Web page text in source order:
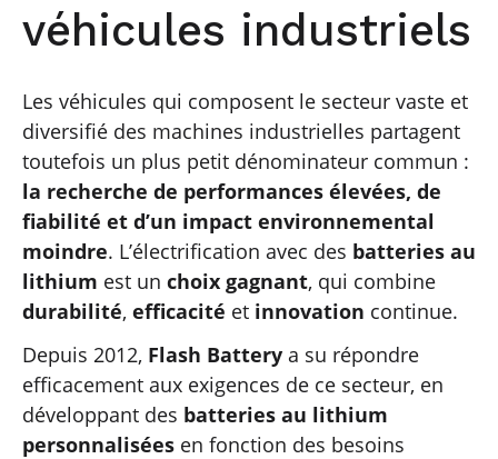
véhicules industriels
Les véhicules qui composent le secteur vaste et
diversifié des machines industrielles partagent
toutefois un plus petit dénominateur commun :
la recherche de performances élevées, de
fiabilité et d’un impact environnemental
moindre. L’électrification avec des batteries au
lithium est un choix gagnant, qui combine
durabilité, efficacité et innovation continue.
Depuis 2012, Flash Battery a su répondre
efficacement aux exigences de ce secteur, en
développant des batteries au lithium
personnalisées en fonction des besoins